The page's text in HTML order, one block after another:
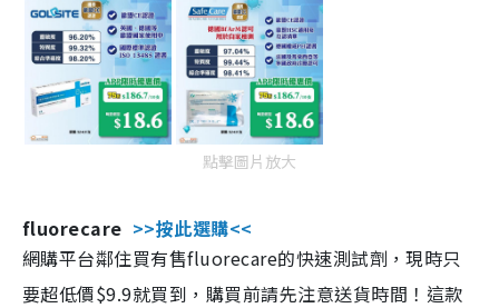
點擊圖片放大
fluorecare >>按此選購<<
網購平台鄰住買有售fluorecare的快速測試劑，現時只
要超低價$9.9就買到，購買前請先注意送貨時間！這款